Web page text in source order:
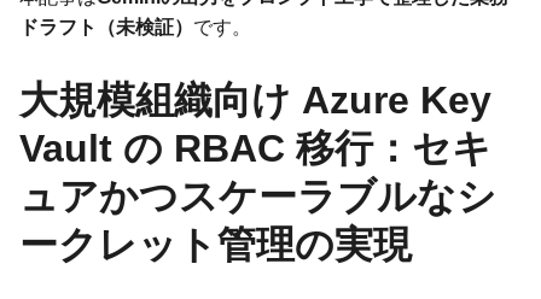
ドラフト（未検証） です。
大規模組織向け Azure Key
Vault の RBAC 移行：セキ
ュアかつスケーラブルなシ
ークレット管理の実現